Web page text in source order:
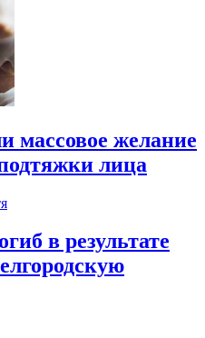
массовое желание
лица
в результате